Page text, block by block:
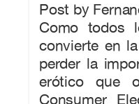
Post by
Como todos
convierte en
perder la
erótico que
Consumer